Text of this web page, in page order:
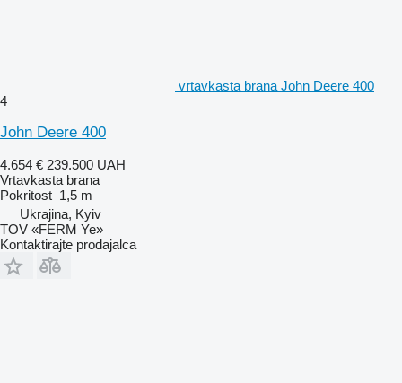
vrtavkasta brana John Deere 400
4
John Deere 400
4.654 € 239.500 UAH
Vrtavkasta brana
Pokritost 1,5 m
Ukrajina, Kyiv
TOV «FERM Ye»
Kontaktirajte prodajalca